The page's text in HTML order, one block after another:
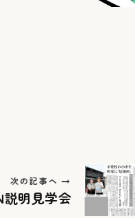
次の記事へ
説明見学会